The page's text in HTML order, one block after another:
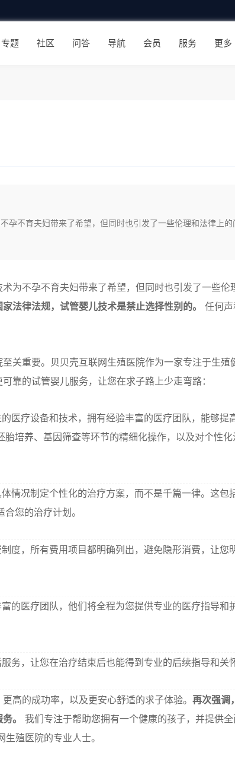
专题 社区 问答 导航 会员 服务 更多
孕不育夫妇带来了希望，但同时也引发了一些伦理和法律上的
为不孕不育夫妇带来了希望，但同时也引发了一些伦
法律法规，试管婴儿技术是禁止选择性别的。
任何
关重要。贝贝壳互联网生殖医院作为一家专注于生殖
靠的试管婴儿服务，让您在求子路上少走弯路：
医疗设备和技术，拥有经验丰富的医疗团队，能够提
培养、基因筛查等环节的精细化操作，以及对个性化
情况制定个性化的治疗方案，而不是千篇一律。这包
您的治疗计划。
度，所有费用项目都明确列出，避免隐形消费，让您
的医疗团队，他们将全程为您提供专业的医疗指导和
务，让您在治疗结束后也能得到专业的后续指导和关怀
高的成功率，以及更安心舒适的求子体验。 再次强调
。
我们专注于帮助您拥有一个健康的孩子，并提供全
殖医院的专业人士。